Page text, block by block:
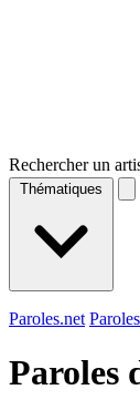
Rechercher un
Thématiques
Paroles.net
Paroles